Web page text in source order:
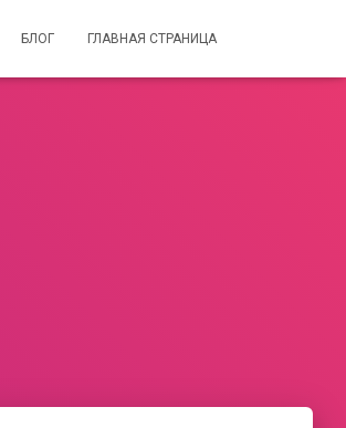
БЛОГ ГЛАВНАЯ СТРАНИЦА